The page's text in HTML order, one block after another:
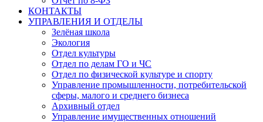
КОНТАКТЫ
УПРАВЛЕНИЯ И ОТДЕЛЫ
Зелёная школа
Экология
Отдел культуры
Отдел по делам ГО и ЧС
Отдел по физической культуре и спорту
Управление промышленности, потребительской
сферы, малого и среднего бизнеса
Архивный отдел
Управление имущественных отношений